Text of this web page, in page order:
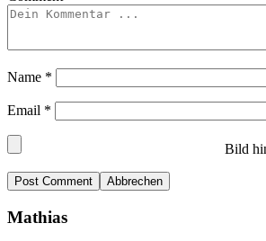
Name *
Email *
Bild
Abbrechen
Mathias